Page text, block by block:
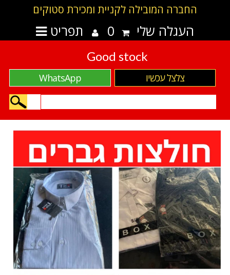
החברה המובילה לקניית ומכירת סטוקים
תפריט העגלה שלי 0
Good stock
WhatsApp צלצל עכשיו